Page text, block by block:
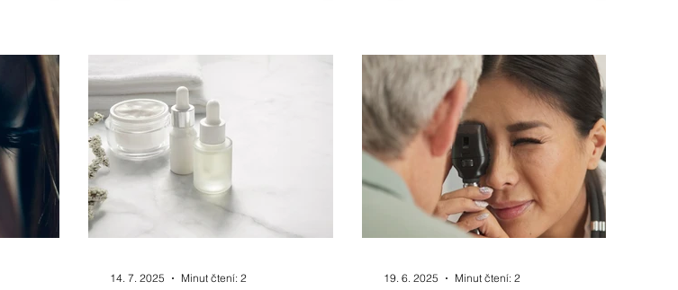
14. 7. 2025 Minut čtení: 2 19. 6. 2025 Minut čtení: 2